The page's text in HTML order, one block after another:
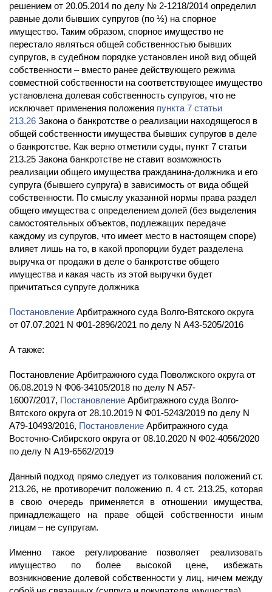
решением от 20.05.2014 по делу № 2-1218/2014 определил
равные доли бывших супругов (по ½) на спорное
имущество. Таким образом, спорное имущество не
перестало являться общей собственностью бывших
супругов, в судебном порядке установлен иной вид общей
собственности – вместо ранее действующего режима
совместной собственности на соответствующее имущество
установлена долевая собственность супругов, что не
исключает применения положения пункта 7 статьи
213.26 Закона о банкротстве о реализации находящегося в
общей собственности имущества бывших супругов в деле
о банкротстве. Как верно отметили суды, пункт 7 статьи
213.25 Закона банкротстве не ставит возможность
реализации общего имущества гражданина-должника и его
супруга (бывшего супруга) в зависимость от вида общей
собственности. По смыслу указанной нормы права раздел
общего имущества с определением долей (без выделения
самостоятельных объектов, подлежащих передаче
каждому из супругов, что имеет место в настоящем споре)
влияет лишь на то, в какой пропорции будет разделена
выручка от продажи в деле о банкротстве общего
имущества и какая часть из этой выручки будет
причитаться супруге должника
Постановление Арбитражного суда Волго-Вятского округа
от 07.07.2021 N Ф01-2896/2021 по делу N А43-5205/2016
А также:
Постановление Арбитражного суда Поволжского округа от
06.08.2019 N Ф06-34105/2018 по делу N А57-
16007/2017, Постановление Арбитражного суда Волго-
Вятского округа от 28.10.2019 N Ф01-5243/2019 по делу N
А79-10493/2016, Постановление Арбитражного суда
Восточно-Сибирского округа от 08.10.2020 N Ф02-4056/2020
по делу N А19-6562/2019
Данный подход прямо следует из толкования положений ст.
213.26, не противоречит положению п. 4 ст. 213.25, которая
в свою очередь применяется в отношении имущества,
принадлежащего на праве общей собственности иным
лицам – не супругам.
Именно такое регулирование позволяет реализовать
имущество по более высокой цене, избежать
возникновение долевой собственности у лиц, ничем между